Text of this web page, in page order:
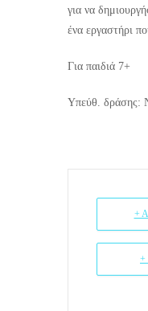
για να
ένα εργαστήρι
Για παιδιά 7+
Υπεύθ. δράσης:
+
+